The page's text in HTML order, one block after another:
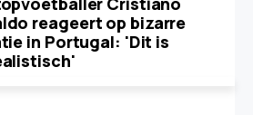
reageert op bizarre
in Portugal: 'Dit is